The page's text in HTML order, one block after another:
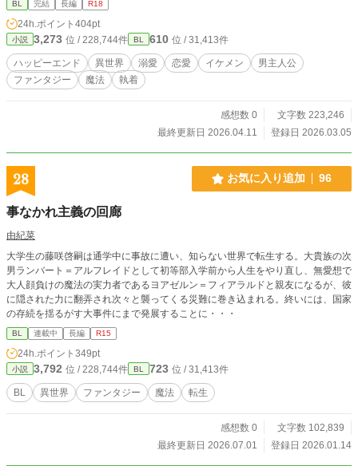
見えなくて……。 ※「ムーンライトノベルズ」にて掲載中です。
BL 完結 長編 R18
24h.ポイント 404pt
小説 3,273 位 / 228,744件 BL 610 位 / 31,413件
ハッピーエンド 異世界 溺愛 恋愛 イケメン
男主人公
ファンタジー
魔法 執着
感想数 0
文字数 223,246
最終更新日 2026.04.11
登録日 2026.03.05
28 お気に入り追加 96
事なかれ主義の回廊
由紀菜
大学生の藤咲啓嗣は通学中に事故に遭い、知らない世界で転生する。大貴族の次
男ランバート＝アルフレイドとして初等部入学前から人生をやり直し、無愛想で
大人顔負けの魔法の実力者であるヨアゼルン＝フィアラルドと親友になるが、彼
に隠された力に翻弄され次々と襲ってくる災難に巻き込まれる。終いには、国家
の存続を揺るがす大事件にまで発展することに・・・
BL 連載中 長編 R15
24h.ポイント 349pt
小説 3,792 位 / 228,744件 BL 723 位 / 31,413件
BL 異世界 ファンタジー 魔法 転生
感想数 0
文字数 102,839
最終更新日 2026.07.01
登録日 2026.01.14